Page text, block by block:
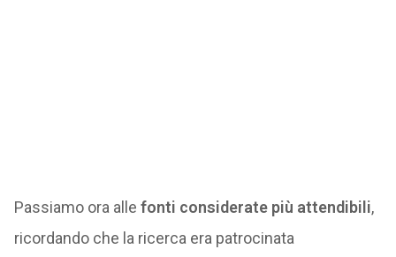
Passiamo ora alle fonti considerate più attendibili,
ricordando che la ricerca era patrocinata